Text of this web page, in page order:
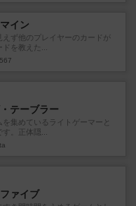
イン
えず他のプレイヤーのカードが
を教えた...
テーブラー
集めているライトゲーマーと
す。正体隠...
ァイブ